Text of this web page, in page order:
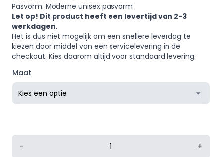
Pasvorm: Moderne unisex pasvorm
Let op! Dit product heeft een levertijd van 2-3
werkdagen.
Het is dus niet mogelijk om een snellere leverdag te
kiezen door middel van een servicelevering in de
checkout. Kies daarom altijd voor standaard levering.
Maat
Unisex
- +